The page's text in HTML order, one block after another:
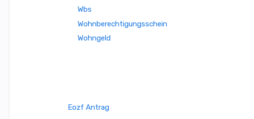
Wbs
Wohnberechtigungsschein
Wohngeld
Eozf Antrag